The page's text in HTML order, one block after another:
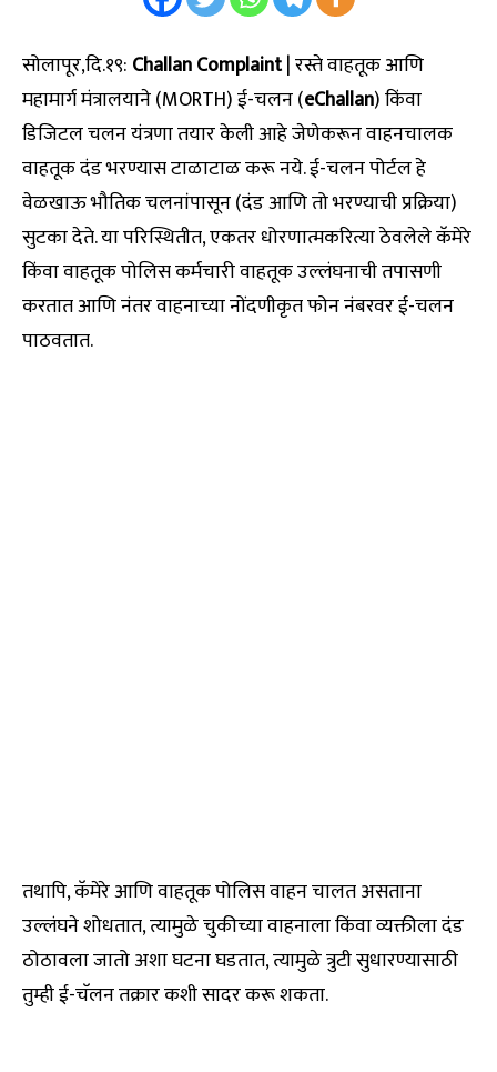
सोलापूर,दि.१९: Challan Complaint| रस्ते वाहतूक आणि
महामार्ग मंत्रालयाने (MORTH) ई-चलन (eChallan) किंवा
डिजिटल चलन यंत्रणा तयार केली आहे जेणेकरून वाहनचालक
वाहतूक दंड भरण्यास टाळाटाळ करू नये. ई-चलन पोर्टल हे
वेळखाऊ भौतिक चलनांपासून (दंड आणि तो भरण्याची प्रक्रिया)
सुटका देते. या परिस्थितीत, एकतर धोरणात्मकरित्या ठेवलेले कॅमेरे
किंवा वाहतूक पोलिस कर्मचारी वाहतूक उल्लंघनाची तपासणी
करतात आणि नंतर वाहनाच्या नोंदणीकृत फोन नंबरवर ई-चलन
पाठवतात.
तथापि, कॅमेरे आणि वाहतूक पोलिस वाहन चालत असताना
उल्लंघने शोधतात, त्यामुळे चुकीच्या वाहनाला किंवा व्यक्तीला दंड
ठोठावला जातो अशा घटना घडतात, त्यामुळे त्रुटी सुधारण्यासाठी
तुम्ही ई-चॅलन तक्रार कशी सादर करू शकता.